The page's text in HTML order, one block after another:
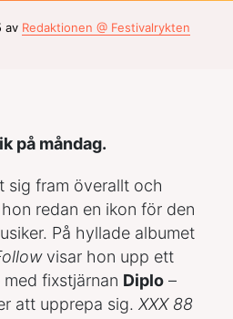
av Redaktionen @ Festivalrykten
på måndag.
sig fram överallt och
redan en ikon för den
På hyllade albumet
visar hon upp ett
fixstjärnan Diplo –
att upprepa sig. XXX 88